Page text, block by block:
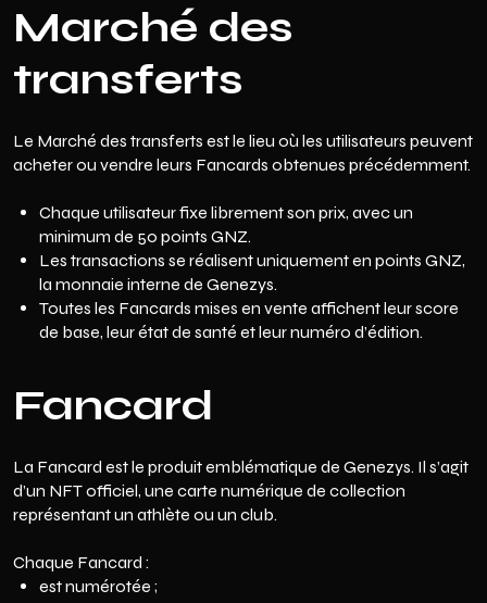
Marché des
transferts
Le Marché des transferts est le lieu où les utilisateurs peuvent
acheter ou vendre leurs Fancards obtenues précédemment.
Chaque utilisateur fixe librement son prix, avec un
minimum de 50 points GNZ.
Les transactions se réalisent uniquement en points GNZ,
la monnaie interne de Genezys.
Toutes les Fancards mises en vente affichent leur score
de base, leur état de santé et leur numéro d’édition.
Fancard
La Fancard est le produit emblématique de Genezys. Il s’agit
d’un NFT officiel, une carte numérique de collection
représentant un athlète ou un club.
Chaque Fancard :
est numérotée ;